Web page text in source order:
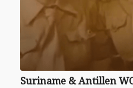
Suriname & Antillen